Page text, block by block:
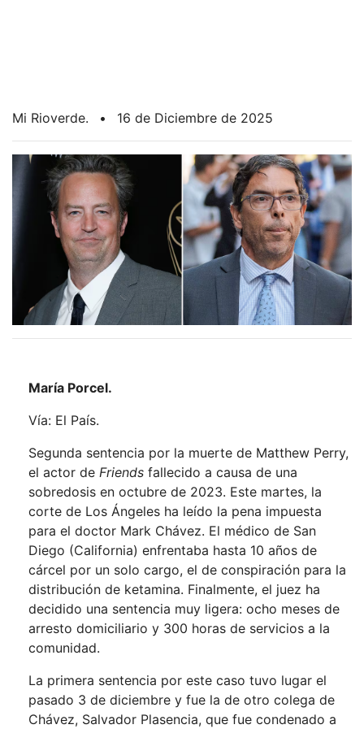
Mi Rioverde. • 16 de Diciembre de 2025
María Porcel.
Vía: El País.
Segunda sentencia por la muerte de Matthew Perry,
el actor de Friends fallecido a causa de una
sobredosis en octubre de 2023. Este martes, la
corte de Los Ángeles ha leído la pena impuesta
para el doctor Mark Chávez. El médico de San
Diego (California) enfrentaba hasta 10 años de
cárcel por un solo cargo, el de conspiración para la
distribución de ketamina. Finalmente, el juez ha
decidido una sentencia muy ligera: ocho meses de
arresto domiciliario y 300 horas de servicios a la
comunidad.
La primera sentencia por este caso tuvo lugar el
pasado 3 de diciembre y fue la de otro colega de
Chávez, Salvador Plasencia, que fue condenado a